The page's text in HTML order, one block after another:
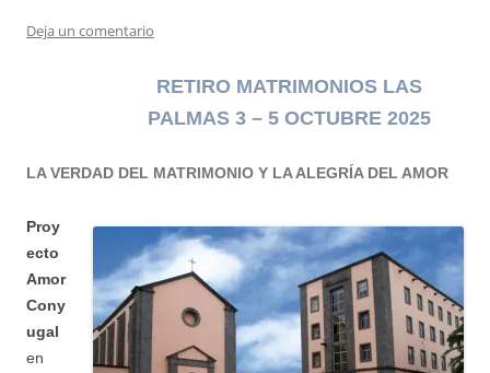
Deja un comentario
RETIRO MATRIMONIOS LAS
PALMAS 3 – 5 OCTUBRE 2025
LA VERDAD DEL MATRIMONIO Y LA ALEGRÍA DEL AMOR
Proy
ecto
Amor
Cony
ugal
en